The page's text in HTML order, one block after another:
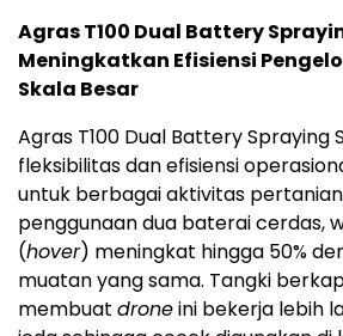
Agras T100 Dual Battery
Meningkatkan Efisiensi
Skala Besar
Agras T100 Dual Battery Spraying
fleksibilitas dan efisiensi
untuk berbagai aktivitas
penggunaan dua baterai cerdas,
(hover) meningkat hingga 50%
muatan yang sama. Tangki
membuat droneini bekerja lebih